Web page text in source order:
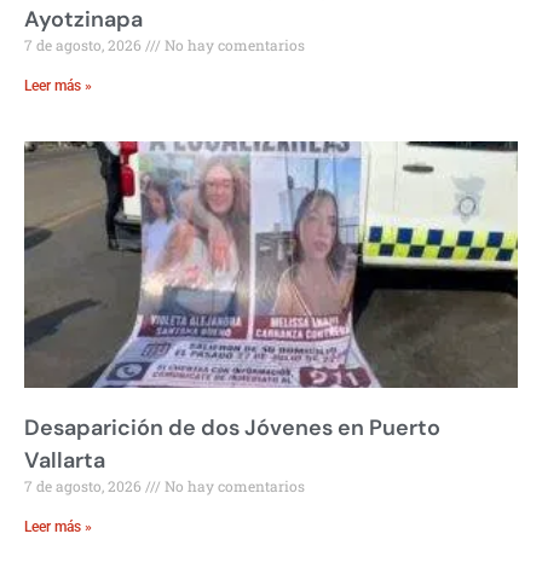
Ayotzinapa
7 de agosto, 2026 No hay comentarios
Leer más »
Desaparición de dos Jóvenes en Puerto
Vallarta
7 de agosto, 2026 No hay comentarios
Leer más »